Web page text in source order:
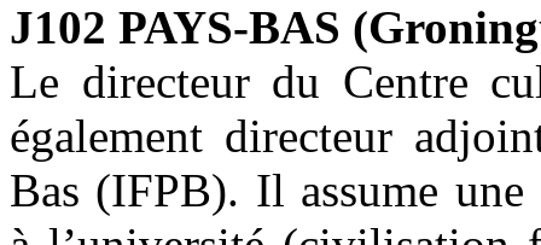
J102 PAYS-BAS
Le directeur du Centre
également directeur
Bas (IFPB). Il assume